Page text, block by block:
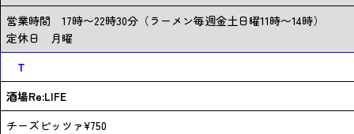
営業時間 17時〜22時30分（ラーメン毎週金土日曜11時〜14時）
定休日 月曜
T
酒場Re:LIFE
チーズピッツァ¥750